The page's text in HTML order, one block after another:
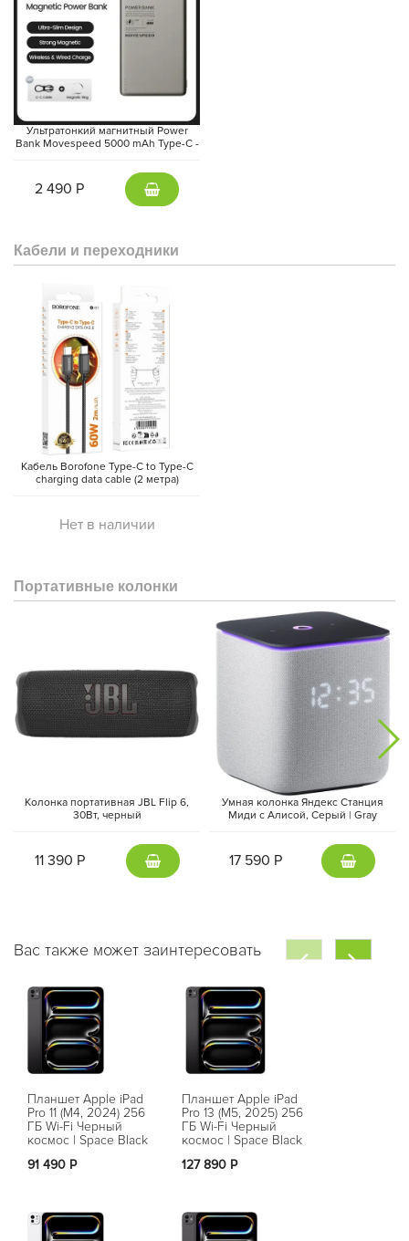
Ультратонкий магнитный Power
Bank Movespeed 5000 mAh Type-C -
2 490 Р
Кабели и переходники
Кабель Borofone Type-C to Type-C
charging data cable (2 метра)
Нет в наличии
Портативные колонки
Колонка портативная JBL Flip 6,
30Вт, черный
11 390 Р
Умная колонка Яндекс Станция
Миди с Алисой, Cерый | Gray
17 590 Р
Вас также может заинтересовать
Планшет Apple iPad
Pro 11 (M4, 2024) 256
ГБ Wi-Fi Черный
космос | Space Black
91 490 Р
Планшет Apple iPad
Pro 13 (M5, 2025) 256
ГБ Wi-Fi Черный
космос | Space Black
127 890 Р